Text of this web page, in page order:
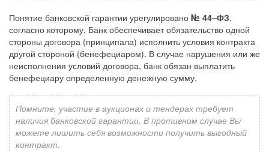
Понятие банковской гарантии урегулировано № 44–ФЗ,
согласно которому, Банк обеспечивает обязательство одной
стороны договора (принципала) исполнить условия контракта
другой стороной (бенефециаром). В случае нарушения или же
неисполнения условий договора, банк обязан выплатить
бенефециару определенную денежную сумму.
Помните, участие в аукционах и тендерах требует
наличия банковской гарантии. В противном случае Вы
можете лишить себя возможности получить выгодный
контракт.